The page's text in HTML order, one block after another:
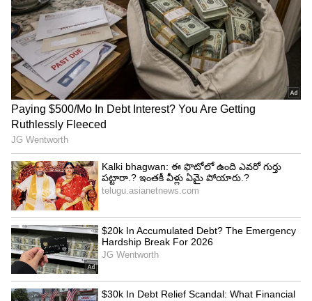
4
5
Image Credit :Cricket Australia Twitter